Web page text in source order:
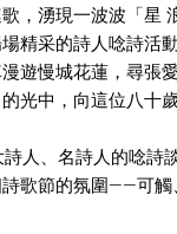
，湧現一波波「
精采的詩人唸詩
遊慢城花蓮，尋
光中，向這位八十
、名詩人的唸詩
歌節的氛圍——可